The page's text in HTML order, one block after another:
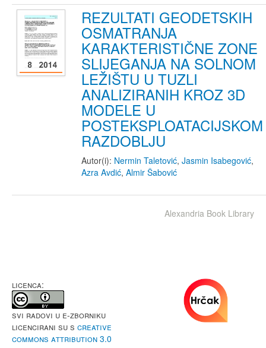
REZULTATI GEODETSKIH
OSMATRANJA
KARAKTERISTIČNE ZONE
SLIJEGANJA NA SOLNOM
LEŽIŠTU U TUZLI
ANALIZIRANIH KROZ 3D
MODELE U
POSTEKSPLOATACIJSKOM
RAZDOBLJU
Autor(i): Nermin Taletović, Jasmin Isabegović,
Azra Avdić, Almir Šabović
Alexandria Book Library
LICENCA:
Svi radovi u e-Zborniku
licencirani su s Creative
Commons Attribution 3.0